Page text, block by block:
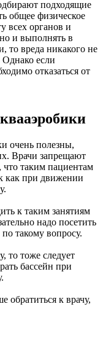
подходящие
общее физическое
всех органов и
и выполнять в
то вреда никакого не
если
отказаться от
очень полезны,
Врачи запрещают
что таким пациентам
как при движении
к таким занятиям
надо посетить
такому вопросу.
то тоже следует
бассейн при
обратиться к врачу,